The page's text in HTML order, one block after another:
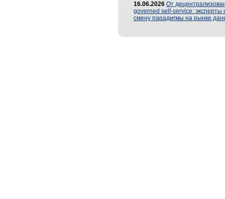
16.06.2026 От
governed self-service: эксперты
смену парадигмы на рынке